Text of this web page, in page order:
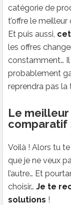
catégorie de
t’offre le
Et puis aussi,
les offres
constamment… Il
probablement
reprendra pas la
Le
comparatif
Voilà ! Alors tu
que je ne veux
l’autre… Et
choisir… Je te
solutions !